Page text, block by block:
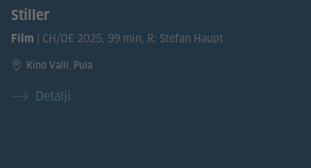
Stiller
Film | CH/DE 2025, 99 min, R: Stefan Haupt
Kino Valli, Pula
Detalji